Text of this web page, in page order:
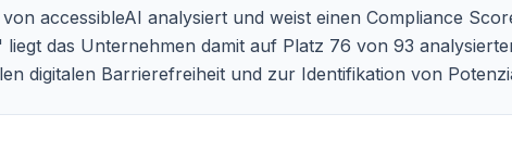
accessibleAI analysiert und weist einen Compliance
das Unternehmen damit auf Platz 76 von 93
digitalen Barrierefreiheit und zur Identifikation von